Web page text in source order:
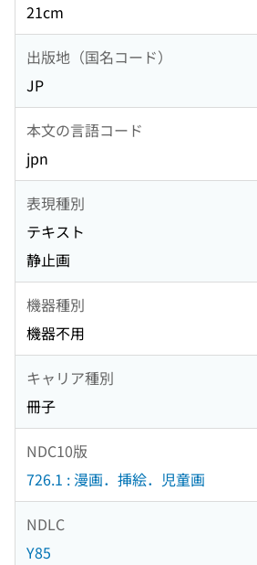
21cm
出版地（国名コード）
JP
本文の言語コード
jpn
表現種別
テキスト
静止画
機器種別
機器不用
キャリア種別
冊子
NDC10版
726.1 : 漫画．挿絵．児童画
NDLC
Y85